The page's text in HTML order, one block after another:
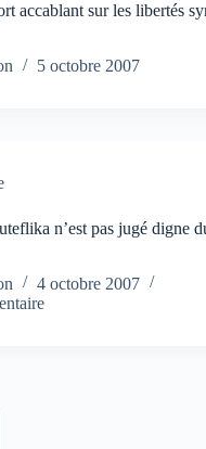
accablant sur les libertés
5 octobre 2007
n’est pas jugé digne
4 octobre 2007